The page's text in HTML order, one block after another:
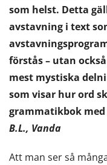
som helst. Detta
avstavning i text
förstås – utan
mest mystiska
som visar hur ord
grammatikbok
B.L., Vanda
Att man ser så